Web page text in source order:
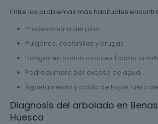
Entre los problemas más habituales
Procesionaria del pino
Pulgones, cochinillas y orugas
Hongos en tronco o raíces (como
Podredumbre por exceso de agua
Agrietamiento y caída de hojas fuera
Diagnosis del arbolado en
Huesca